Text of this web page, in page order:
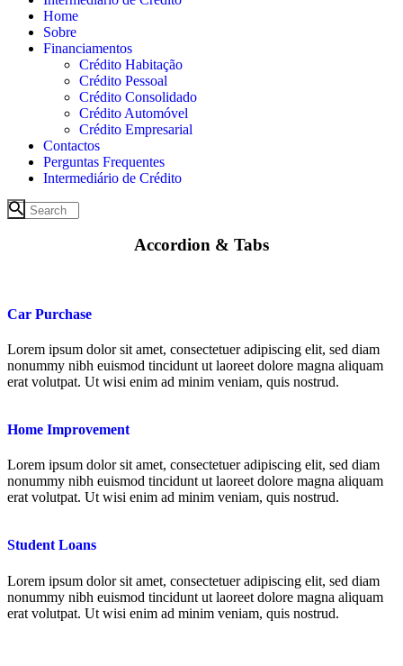
Home
Sobre
Financiamentos
Crédito Habitação
Crédito Pessoal
Crédito Consolidado
Crédito Automóvel
Crédito Empresarial
Contactos
Perguntas Frequentes
Intermediário de Crédito
Accordion & Tabs
Car Purchase
Lorem ipsum dolor sit amet, consectetuer adipiscing elit, sed diam
nonummy nibh euismod tincidunt ut laoreet dolore magna aliquam
erat volutpat. Ut wisi enim ad minim veniam, quis nostrud.
Home Improvement
Lorem ipsum dolor sit amet, consectetuer adipiscing elit, sed diam
nonummy nibh euismod tincidunt ut laoreet dolore magna aliquam
erat volutpat. Ut wisi enim ad minim veniam, quis nostrud.
Student Loans
Lorem ipsum dolor sit amet, consectetuer adipiscing elit, sed diam
nonummy nibh euismod tincidunt ut laoreet dolore magna aliquam
erat volutpat. Ut wisi enim ad minim veniam, quis nostrud.